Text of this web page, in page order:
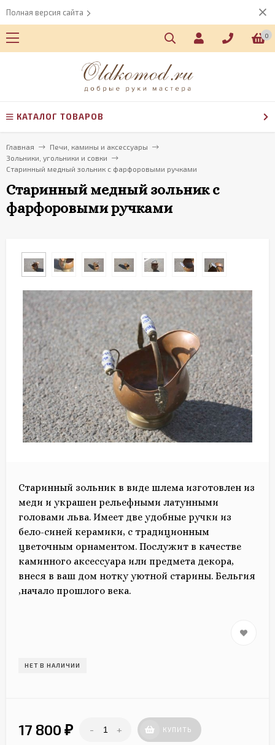
Полная версия сайта
0
КАТАЛОГ ТОВАРОВ
Главная
Печи, камины и аксессуары
Зольники, угольники и совки
Старинный медный зольник с фарфоровыми ручками
Старинный медный зольник с
фарфоровыми ручками
Старинный зольник в виде шлема изготовлен из
меди и украшен рельефными латунными
головами льва. Имеет две удобные ручки из
бело-синей керамики, с традиционным
цветочным орнаментом. Послужит в качестве
каминного аксессуара или предмета декора,
внеся в ваш дом нотку уютной старины. Бельгия
,начало прошлого века.
НЕТ В НАЛИЧИИ
17 800 ₽ - + КУПИТЬ